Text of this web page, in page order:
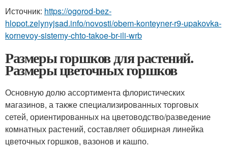
Источник: https://ogorod-bez-
hlopot.zelynyjsad.info/novosti/obem-konteyner-r9-upakovka-
kornevoy-sistemy-chto-takoe-br-ili-wrb
Размеры горшков для растений.
Размеры цветочных горшков
Основную долю ассортимента флористических
магазинов, а также специализированных торговых
сетей, ориентированных на цветоводство/разведение
комнатных растений, составляет обширная линейка
цветочных горшков, вазонов и кашпо.